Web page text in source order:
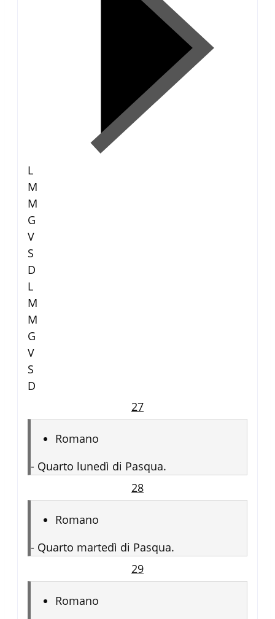
L
M
M
G
V
S
D
L
M
M
G
V
S
D
27
Romano
- Quarto lunedì di Pasqua.
28
Romano
- Quarto martedì di Pasqua.
29
Romano